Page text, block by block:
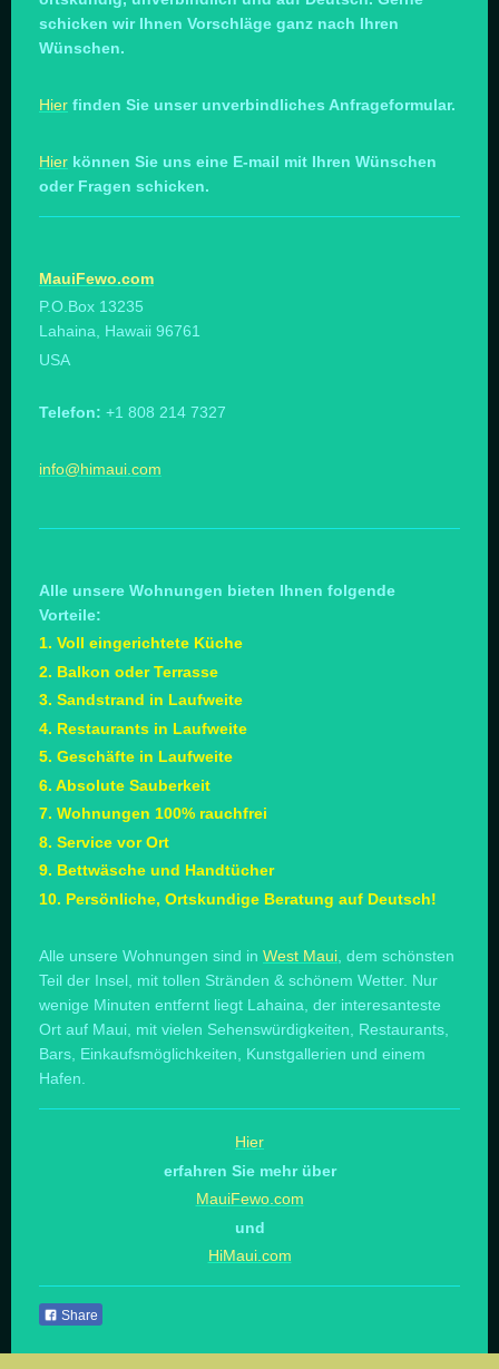
schicken wir Ihnen Vorschläge ganz nach Ihren
Wünschen.
Hier finden Sie unser unverbindliches Anfrageformular.
Hier können Sie uns eine E-mail mit Ihren Wünschen
oder Fragen schicken.
MauiFewo.com
P.O.Box 13235
Lahaina, Hawaii 96761
USA
Telefon: +1 808 214 7327
info@himaui.com
Alle unsere Wohnungen bieten Ihnen folgende
Vorteile:
1. Voll eingerichtete Küche
2. Balkon oder Terrasse
3. Sandstrand in Laufweite
4. Restaurants in Laufweite
5. Geschäfte in Laufweite
6. Absolute Sauberkeit
7. Wohnungen 100% rauchfrei
8. Service vor Ort
9. Bettwäsche und Handtücher
10. Persönliche, Ortskundige Beratung auf Deutsch!
Alle unsere Wohnungen sind in West Maui , dem schönsten
Teil der Insel, mit tollen Stränden & schönem Wetter. Nur
wenige Minuten entfernt liegt Lahaina, der interesanteste
Ort auf Maui, mit vielen Sehenswürdigkeiten, Restaurants,
Bars, Einkaufsmöglichkeiten, Kunstgallerien und einem
Hafen.
Hier
erfahren Sie mehr über
MauiFewo.com
und
HiMaui.com
Share